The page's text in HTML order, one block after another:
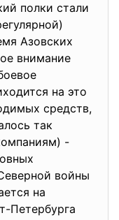
полки стали
Азовских
внимание
на это
средств,
так
-
войны
на
Петербурга